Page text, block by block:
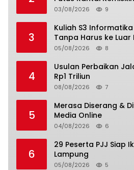
03/08/2026 9
3
Kuliah S3
Tanpa Harus ke Luar
05/08/2026 8
4
Usulan Perbaikan
Rp1 Triliun
08/08/2026 7
5
Merasa Diserang &
Media Online
04/08/2026 6
6
29 Peserta PJJ Siap Ikuti
Lampung
05/08/2026 5